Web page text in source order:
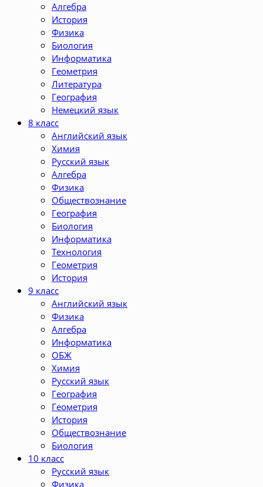
Алгебра
История
Физика
Биология
Информатика
Геометрия
Литература
География
Немецкий язык
8 класс
Английский язык
Химия
Русский язык
Алгебра
Физика
Обществознание
География
Биология
Информатика
Технология
Геометрия
История
9 класс
Английский язык
Физика
Алгебра
Информатика
ОБЖ
Химия
Русский язык
География
Геометрия
История
Обществознание
Биология
10 класс
Русский язык
Физика